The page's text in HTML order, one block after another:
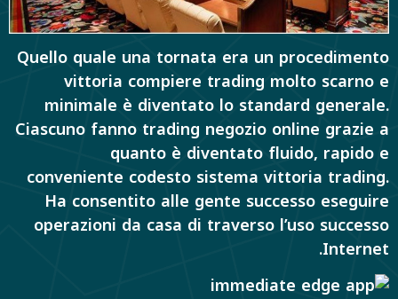
Quello quale una tornata era un procedimento
vittoria compiere trading molto scarno e
minimale è diventato lo standard generale.
Ciascuno fanno trading negozio online grazie a
quanto è diventato fluido, rapido e
conveniente codesto sistema vittoria trading.
Ha consentito alle gente successo eseguire
operazioni da casa di traverso l’uso successo
Internet.